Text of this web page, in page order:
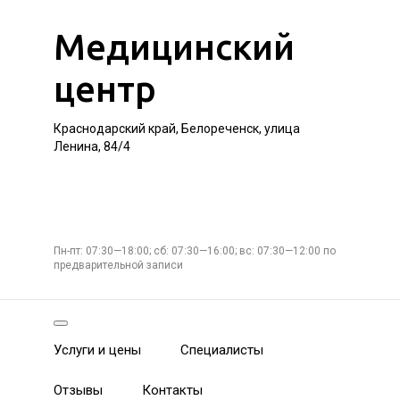
Медицинский
центр
Краснодарский край, Белореченск, улица
Ленина, 84/4
Пн-пт: 07:30—18:00; сб: 07:30—16:00; вс: 07:30—12:00 по
предварительной записи
Услуги и цены Специалисты
Отзывы Контакты